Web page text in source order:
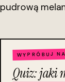
pudrową
WYPRÓBUJ
Quiz: jaki